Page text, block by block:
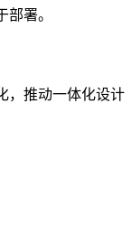
署。
，推动一体化设计